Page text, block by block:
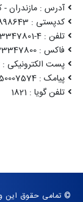
آدرس : مازندران - کیلومتر 3 جاده
کدپستی : 4815898643
تلفن : 4-01133347801
فاکس : 01133347800
پست الکترونیکی : info[at]mzrw.ir
پیامک : 030007650007574
تلفن گویا : 1821
© تمامی حقوق این